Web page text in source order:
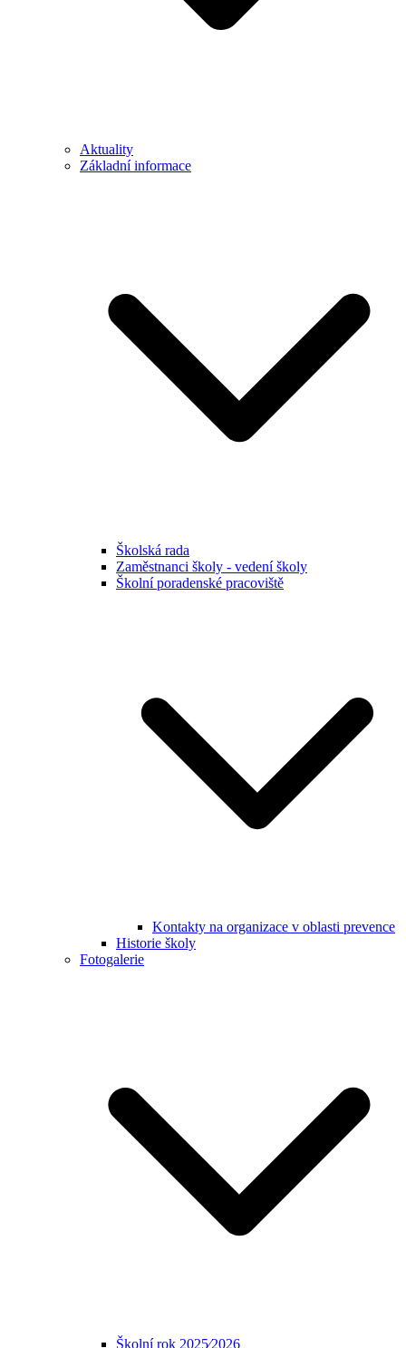
Aktuality
Základní informace
Školská rada
Zaměstnanci školy - vedení školy
Školní poradenské pracoviště
Kontakty na organizace v oblasti prevence
Historie školy
Fotogalerie
Školní rok 2025⁄2026